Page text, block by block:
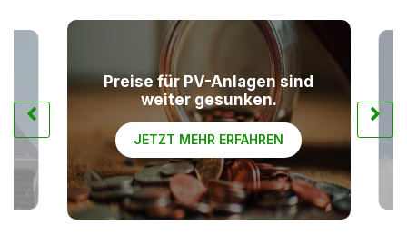
Preise für PV-Anlagen sind
weiter gesunken.
JETZT MEHR ERFAHREN